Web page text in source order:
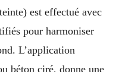
est effectué avec
pour harmoniser
L’application
béton ciré, donne une